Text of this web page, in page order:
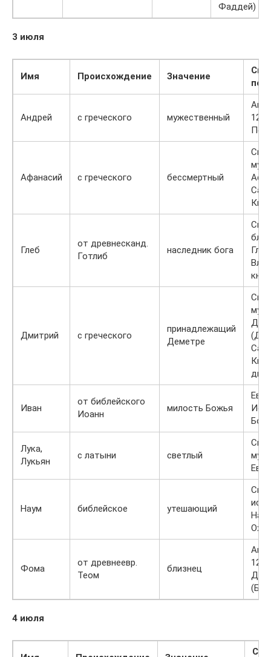
Фаддей)
3 июля
Имя Происхождение Значение
Андрей с греческого мужественный
12-
Афанасий с греческого бессмертный
Глеб
от древнесканд.
Готлиб
наследник бога
Глеб
Дмитрий с греческого
принадлежащий
Деметре
Иван
от библейского
Иоанн
милость Божья
Лука,
Лукьян
с латыни светлый
Наум библейское утешающий
Фома
от древнеевр.
Теом
близнец
12-
4 июля